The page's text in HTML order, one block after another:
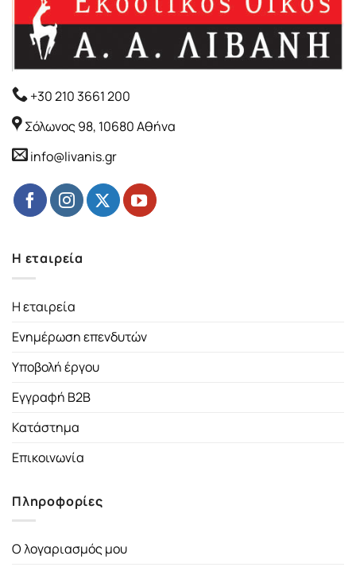
+30 210 3661 200
Σόλωνος 98, 10680 Αθήνα
info@livanis.gr
Η εταιρεία
Η εταιρεία
Ενημέρωση επενδυτών
Υποβολή έργου
Εγγραφή B2B
Κατάστημα
Επικοινωνία
Πληροφορίες
Ο λογαριασμός μου